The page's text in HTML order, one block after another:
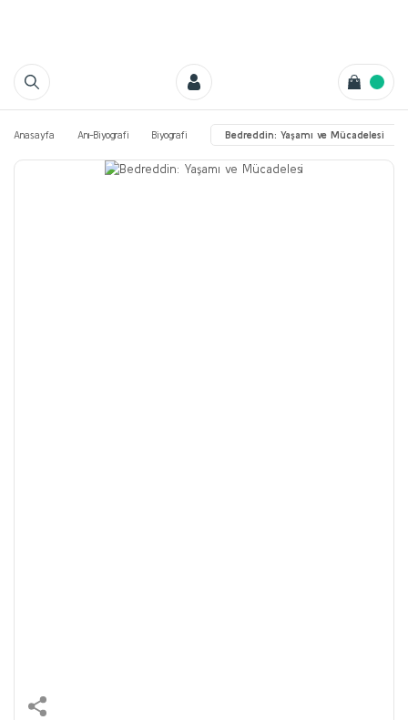
Anasayfa Anı-Biyografi Biyografi Bedreddin: Yaşamı ve Mücadelesi